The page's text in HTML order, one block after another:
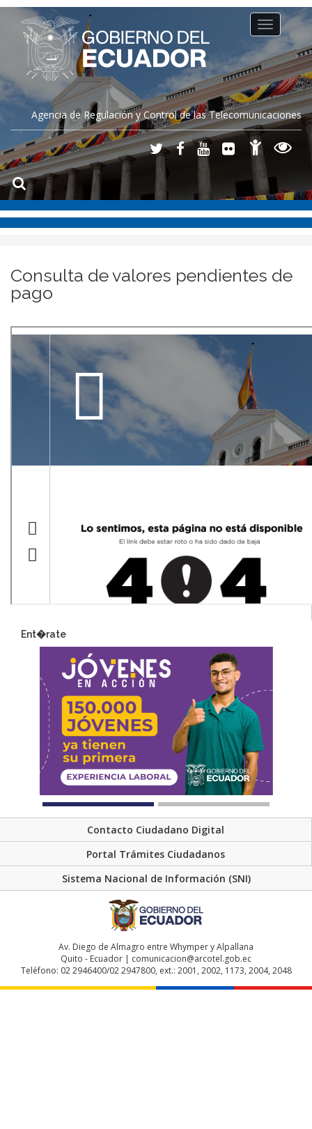
Agencia de Regulación y Control de las Telecomunicaciones
Toggle
navigation
Consulta de valores pendientes de
pago
Ent�rate
Contacto Ciudadano Digital
Portal Trámites Ciudadanos
Sistema Nacional de Información (SNI)
Av. Diego de Almagro entre Whymper y Alpallana
Quito - Ecuador | comunicacion@arcotel.gob.ec
Teléfono: 02 2946400/02 2947800, ext.: 2001, 2002, 1173, 2004, 2048